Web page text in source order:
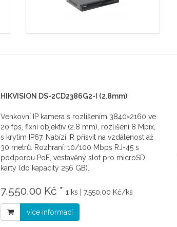
HIKVISION DS-2CD2386G2-I (2.8mm)
Venkovní IP kamera s rozlišením 3840×2160 ve
20 fps, fixní objektiv (2.8 mm), rozlišení 8 Mpix,
s krytím IP67. Nabízí IR přísvit na vzdálenost až
30 metrů. Rozhraní: 10/100 Mbps RJ-45 s
podporou PoE, vestavěný slot pro microSD
karty (do kapacity 256 GB).
7.550,00 Kč * 1 ks | 7.550,00 Kč/ks
více informací